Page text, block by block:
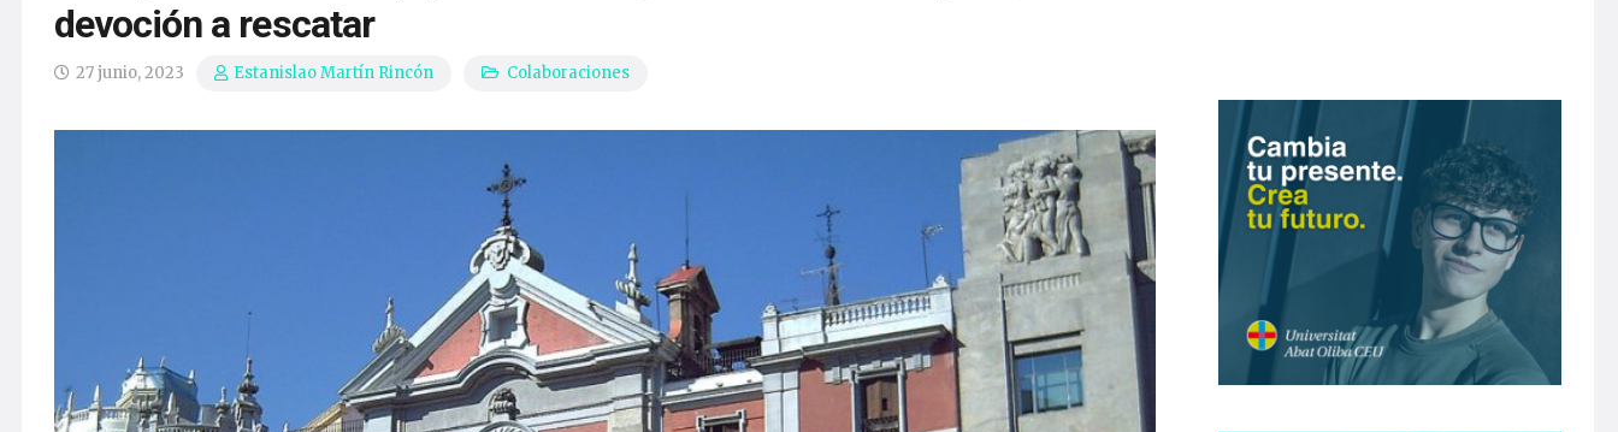
devoción a rescatar
27 junio, 2023 Estanislao Martín Rincón Colaboraciones